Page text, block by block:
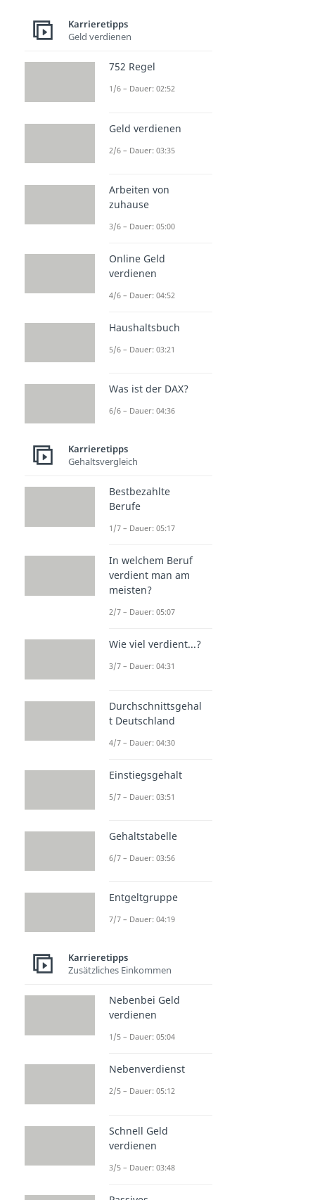
Dauer: 04:44
Blickkontakt
Karrieretipps
Geld verdienen
752 Regel
1/6 – Dauer: 02:52
Geld verdienen
2/6 – Dauer: 03:35
Arbeiten von
zuhause
3/6 – Dauer: 05:00
Online Geld
verdienen
4/6 – Dauer: 04:52
Haushaltsbuch
5/6 – Dauer: 03:21
Was ist der DAX?
6/6 – Dauer: 04:36
Karrieretipps
Gehaltsvergleich
Bestbezahlte
Berufe
1/7 – Dauer: 05:17
In welchem Beruf
verdient man am
meisten?
2/7 – Dauer: 05:07
Wie viel verdient...?
3/7 – Dauer: 04:31
Durchschnittsgehal
t Deutschland
4/7 – Dauer: 04:30
Einstiegsgehalt
5/7 – Dauer: 03:51
Gehaltstabelle
6/7 – Dauer: 03:56
Entgeltgruppe
7/7 – Dauer: 04:19
Karrieretipps
Zusätzliches Einkommen
Nebenbei Geld
verdienen
1/5 – Dauer: 05:04
Nebenverdienst
2/5 – Dauer: 05:12
Schnell Geld
verdienen
3/5 – Dauer: 03:48